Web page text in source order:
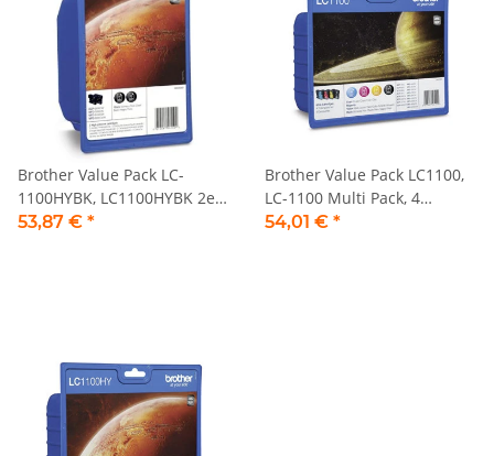
Brother Value Pack LC-
1100HYBK, LC1100HYBK 2er
Set schwarz
53,87 € *
Brother Value Pack LC1100,
LC-1100 Multi Pack, 4
Tintenpatronen
54,01 € *